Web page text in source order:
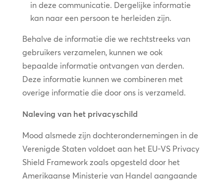
in deze communicatie. Dergelijke informatie
kan naar een persoon te herleiden zijn.
Behalve de informatie die we rechtstreeks van
gebruikers verzamelen, kunnen we ook
bepaalde informatie ontvangen van derden.
Deze informatie kunnen we combineren met
overige informatie die door ons is verzameld.
Naleving van het privacyschild
Mood alsmede zijn dochterondernemingen in de
Verenigde Staten voldoet aan het EU-VS Privacy
Shield Framework zoals opgesteld door het
Amerikaanse Ministerie van Handel aangaande